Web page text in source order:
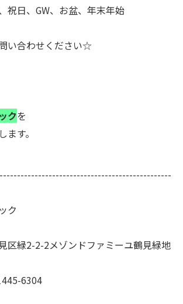
祝日、GW、お盆、年末年始
い合わせください☆
クを
す。
ク
区緑2-2-2メゾンドファミーユ鶴見緑地
6304